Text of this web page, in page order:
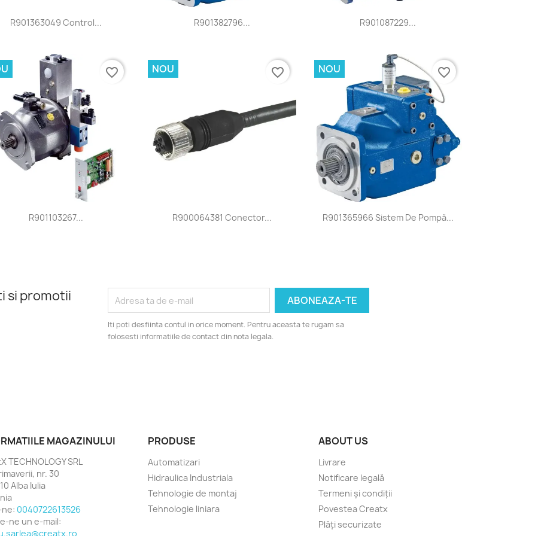
Vizualizare rapida
R901363049 Control... Vizualizare rapida
R901382796... Vizualizare rapida
R901087229...
Vizualizare rapida
R901103267...
favorite_border
Vizualizare rapida
R900064381 Conector...
NOU favorite_border
Vizualizare rapida
R901365966 Sistem De Pompă...
NOU favorite_border
si promotii
Iti poti desfiinta contul in orice moment. Pentru aceasta te rugam sa
folosesti informatiile de contact din nota legala.
MAGAZINULUI
TECHNOLOGY SRL
nr. 30
Alba Iulia
0040722613526
ne un e-mail:
PRODUSE
Automatizari
Hidraulica Industriala
Tehnologie de montaj
Tehnologie liniara
ABOUT US
Livrare
Notificare legală
Termeni și condiții
Povestea Creatx
Plăți securizate